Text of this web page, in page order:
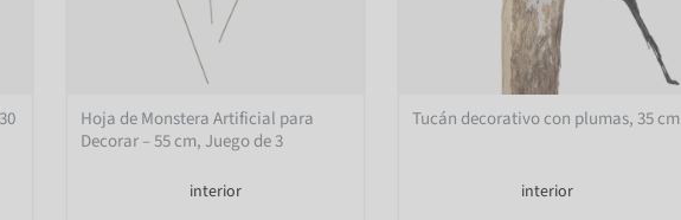
Hoja de Monstera Artificial para
Decorar – 55 cm, Juego de 3
interior
Tucán decorativo con plumas, 35 cm
interior